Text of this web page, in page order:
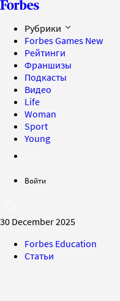
Рубрики
Forbes Games New
Рейтинги
Франшизы
Подкасты
Видео
Life
Woman
Sport
Young
Войти
30 December 2025
Forbes Education
Статьи